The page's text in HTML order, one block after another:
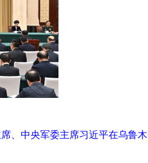
、中央军委主席习近平在乌鲁